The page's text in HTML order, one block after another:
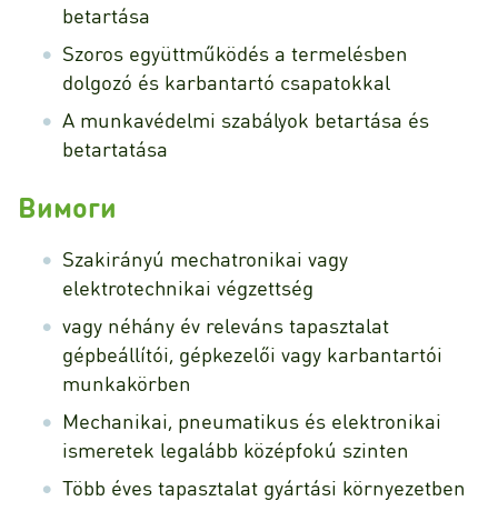
betartása
Szoros együttműködés a termelésben
dolgozó és karbantartó csapatokkal
A munkavédelmi szabályok betartása és
betartatása
Вимоги
Szakirányú mechatronikai vagy
elektrotechnikai végzettség
vagy néhány év releváns tapasztalat
gépbeállítói, gépkezelői vagy karbantartói
munkakörben
Mechanikai, pneumatikus és elektronikai
ismeretek legalább középfokú szinten
Több éves tapasztalat gyártási környezetben